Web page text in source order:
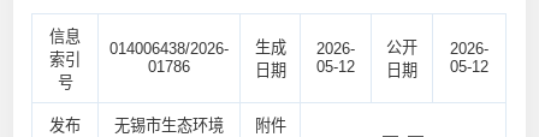
信息
索引
号
014006438/2026-
01786
生成
日期
2026-
05-12
公开
日期
2026-
05-12
发布
无锡市生态环境
附件